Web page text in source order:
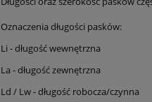
Oznaczenia długości pasków:
Li - długość wewnętrzna
La - długość zewnętrzna
Ld / Lw - długość robocza/czynna